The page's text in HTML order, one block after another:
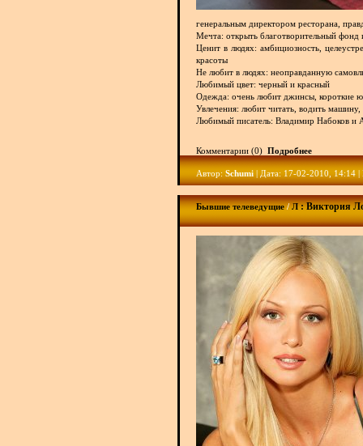
генеральным директором ресторана,
Мечта: открыть благотворительный фонд
Ценит в людях: амбициозность,
красоты
Не любит в людях: неоправданную
Любимый цвет: черный и красный
Одежда: очень любит джинсы, короткие
Увлечения: любит читать, водить
Любимый писатель: Владимир Набоков и
Комментарии (0) Подробнее
Автор: Schumi | Дата: 17-02-2010, 14:14
Бывшие телеведущие/Л : Виктория